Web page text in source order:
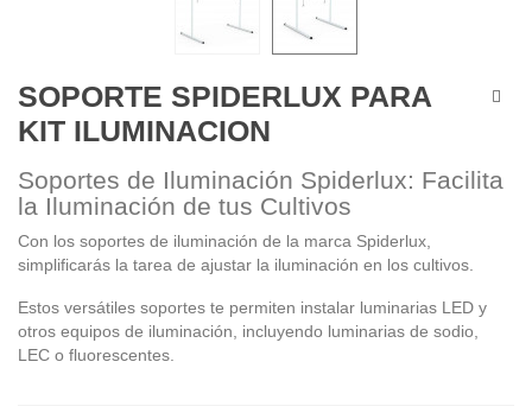
SOPORTE SPIDERLUX PARA
KIT ILUMINACION
Soportes de Iluminación Spiderlux: Facilita
la Iluminación de tus Cultivos
Con los soportes de iluminación de la marca Spiderlux,
simplificarás la tarea de ajustar la iluminación en los cultivos.
Estos versátiles soportes te permiten instalar luminarias LED y
otros equipos de iluminación, incluyendo luminarias de sodio,
LEC o fluorescentes.